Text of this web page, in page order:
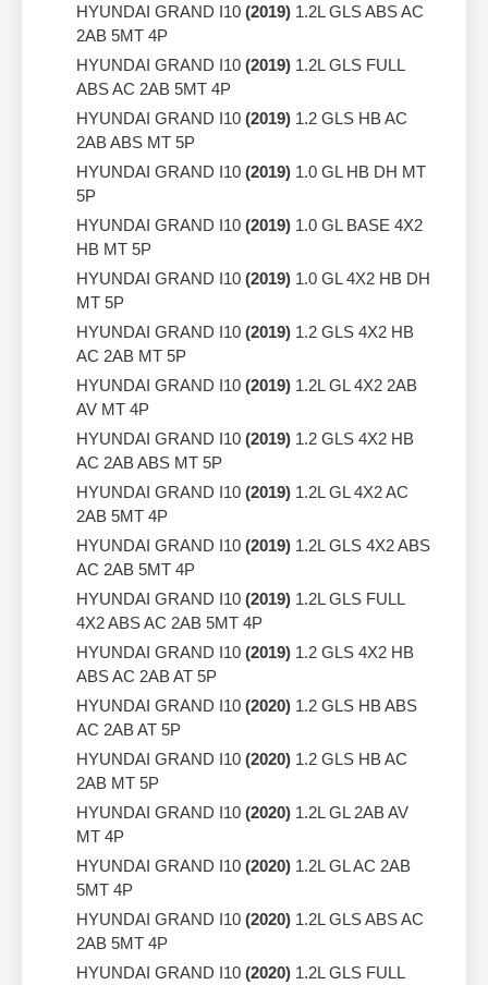
HYUNDAI GRAND I10 (2019) 1.2L GLS ABS AC
2AB 5MT 4P
HYUNDAI GRAND I10 (2019) 1.2L GLS FULL
ABS AC 2AB 5MT 4P
HYUNDAI GRAND I10 (2019) 1.2 GLS HB AC
2AB ABS MT 5P
HYUNDAI GRAND I10 (2019) 1.0 GL HB DH MT
5P
HYUNDAI GRAND I10 (2019) 1.0 GL BASE 4X2
HB MT 5P
HYUNDAI GRAND I10 (2019) 1.0 GL 4X2 HB DH
MT 5P
HYUNDAI GRAND I10 (2019) 1.2 GLS 4X2 HB
AC 2AB MT 5P
HYUNDAI GRAND I10 (2019) 1.2L GL 4X2 2AB
AV MT 4P
HYUNDAI GRAND I10 (2019) 1.2 GLS 4X2 HB
AC 2AB ABS MT 5P
HYUNDAI GRAND I10 (2019) 1.2L GL 4X2 AC
2AB 5MT 4P
HYUNDAI GRAND I10 (2019) 1.2L GLS 4X2 ABS
AC 2AB 5MT 4P
HYUNDAI GRAND I10 (2019) 1.2L GLS FULL
4X2 ABS AC 2AB 5MT 4P
HYUNDAI GRAND I10 (2019) 1.2 GLS 4X2 HB
ABS AC 2AB AT 5P
HYUNDAI GRAND I10 (2020) 1.2 GLS HB ABS
AC 2AB AT 5P
HYUNDAI GRAND I10 (2020) 1.2 GLS HB AC
2AB MT 5P
HYUNDAI GRAND I10 (2020) 1.2L GL 2AB AV
MT 4P
HYUNDAI GRAND I10 (2020) 1.2L GL AC 2AB
5MT 4P
HYUNDAI GRAND I10 (2020) 1.2L GLS ABS AC
2AB 5MT 4P
HYUNDAI GRAND I10 (2020) 1.2L GLS FULL